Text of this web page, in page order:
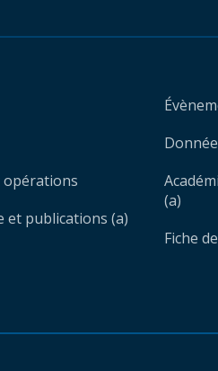
opérations
et publications (a)
(a)
Fiche